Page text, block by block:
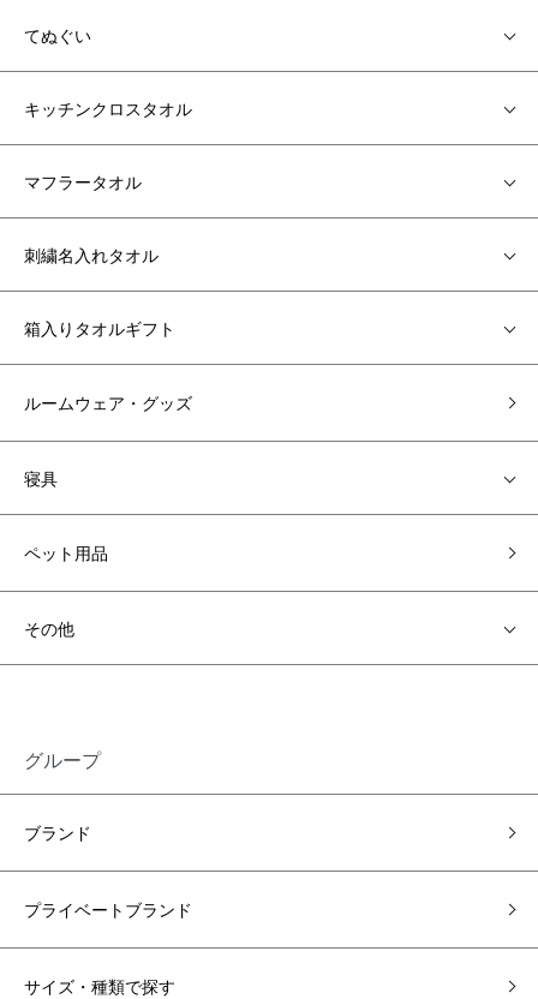
てぬぐい
キッチンクロスタオル
マフラータオル
刺繍名入れタオル
箱入りタオルギフト
ルームウェア・グッズ
寝具
ペット用品
その他
グループ
ブランド
プライベートブランド
サイズ・種類で探す